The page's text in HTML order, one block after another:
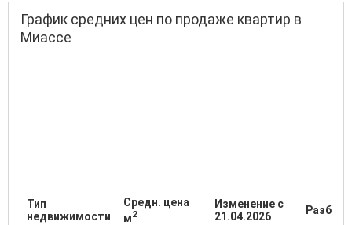
График средних цен по продаже квартир в
Миассе
Тип
недвижимости
Средн. цена
м2
Изменение с
21.04.2026